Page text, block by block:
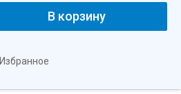
В корзину
Избранное